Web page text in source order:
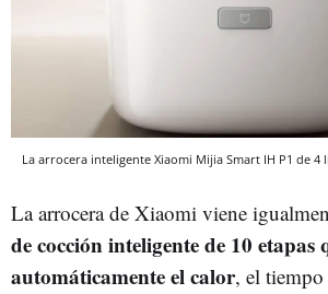
La arrocera inteligente Xiaomi Mijia Smart IH P1 de 4
La arrocera de Xiaomi viene
de cocción inteligente de 10 etapas
automáticamente el calor, el